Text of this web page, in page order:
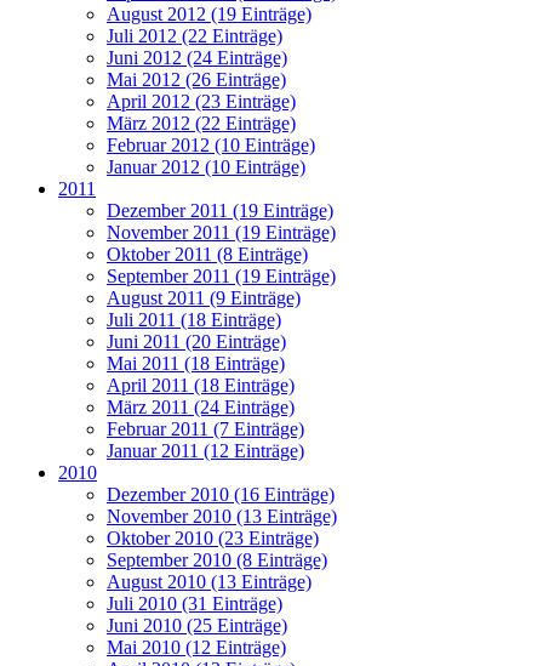
August 2012 (19 Einträge)
Juli 2012 (22 Einträge)
Juni 2012 (24 Einträge)
Mai 2012 (26 Einträge)
April 2012 (23 Einträge)
März 2012 (22 Einträge)
Februar 2012 (10 Einträge)
Januar 2012 (10 Einträge)
2011
Dezember 2011 (19 Einträge)
November 2011 (19 Einträge)
Oktober 2011 (8 Einträge)
September 2011 (19 Einträge)
August 2011 (9 Einträge)
Juli 2011 (18 Einträge)
Juni 2011 (20 Einträge)
Mai 2011 (18 Einträge)
April 2011 (18 Einträge)
März 2011 (24 Einträge)
Februar 2011 (7 Einträge)
Januar 2011 (12 Einträge)
2010
Dezember 2010 (16 Einträge)
November 2010 (13 Einträge)
Oktober 2010 (23 Einträge)
September 2010 (8 Einträge)
August 2010 (13 Einträge)
Juli 2010 (31 Einträge)
Juni 2010 (25 Einträge)
Mai 2010 (12 Einträge)